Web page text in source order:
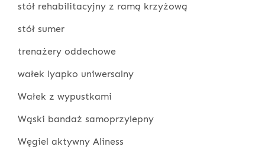
stół rehabilitacyjny z ramą krzyżową
stół sumer
trenażery oddechowe
wałek lyapko uniwersalny
Wałek z wypustkami
Wąski bandaż samoprzylepny
Węgiel aktywny Aliness